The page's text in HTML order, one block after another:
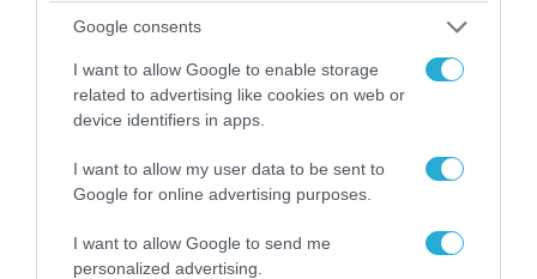
Google consents
I want to allow Google to enable storage
related to advertising like cookies on web or
device identifiers in apps.
I want to allow my user data to be sent to
Google for online advertising purposes.
I want to allow Google to send me
personalized advertising.
O διευθυντής του OPEN προσπαθεί να τα
«μαζέψει» για τη δημοσιογράφο που γέλασε
σε ρεπορτάζ για τις φωτιές